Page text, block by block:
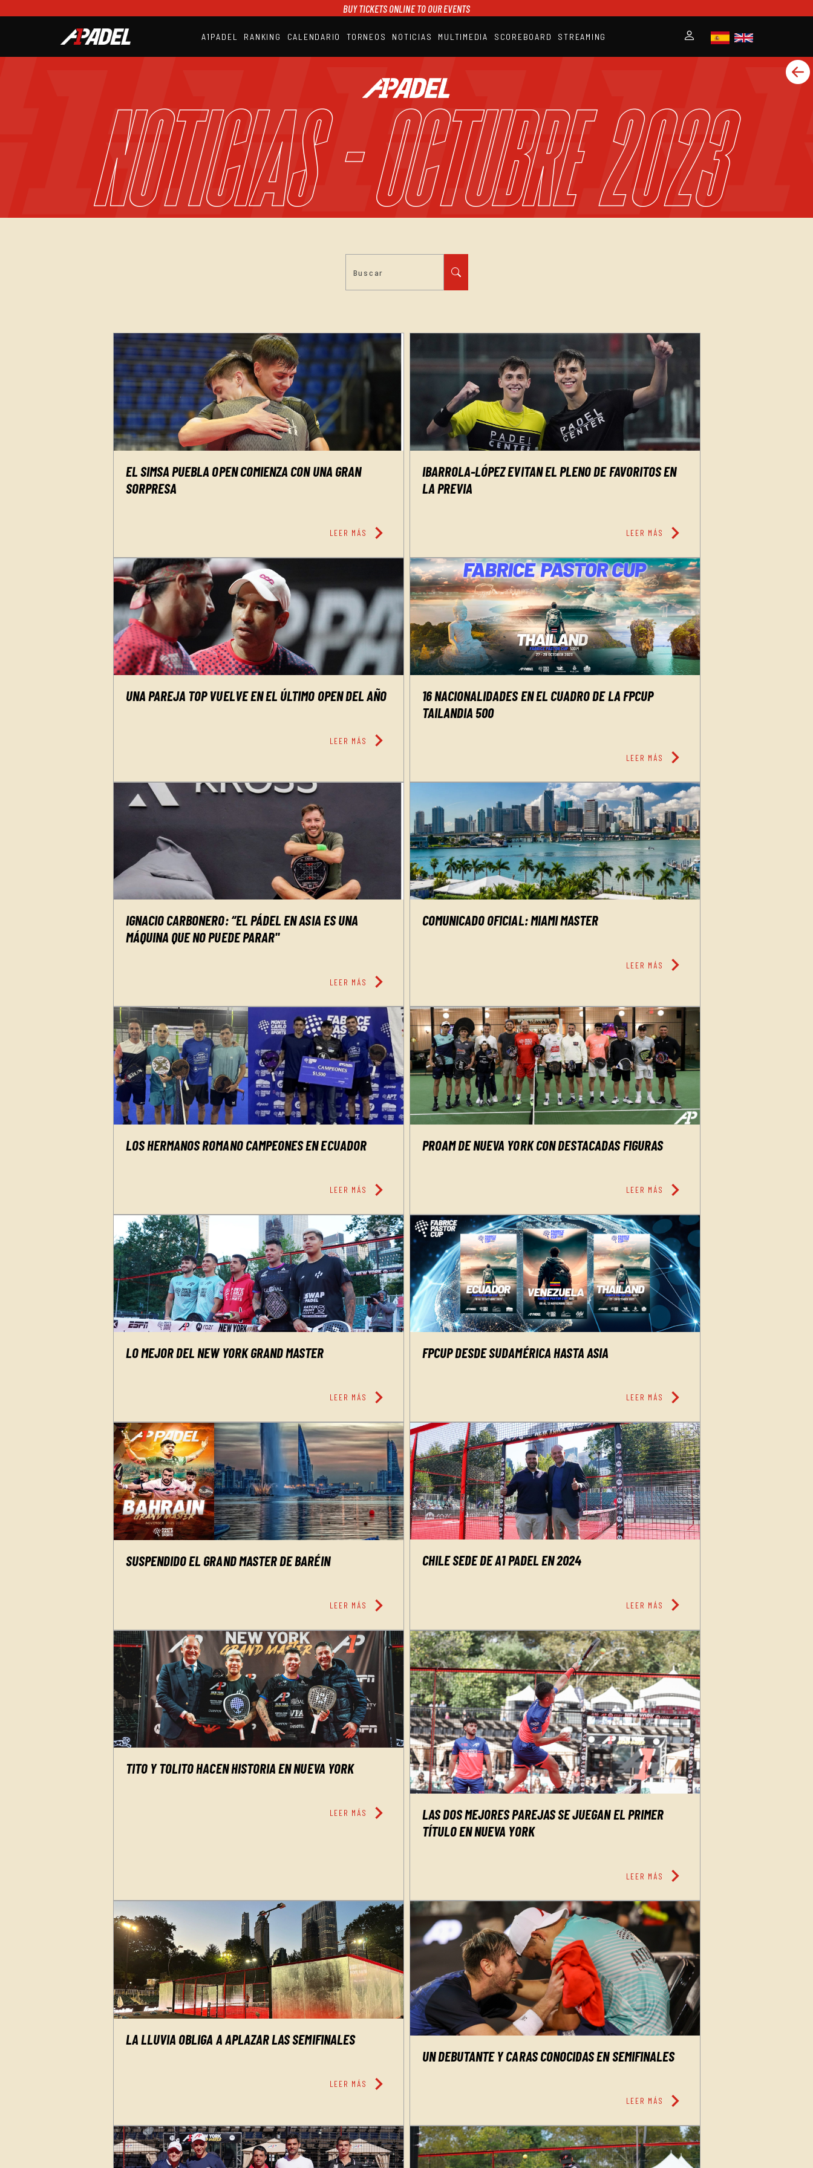
BUY TICKETS ONLINE TO OUR EVENTS
A1PADEL RANKING CALENDARIO TORNEOS NOTICIAS MULTIMEDIA SCOREBOARD STREAMING
CALENDARIO
TORNEOS
MULTIMEDIA
SCOREBOARD
STREAMING
NOTICIAS - Octubre 2023
EL SIMSA PUEBLA OPEN COMIENZA CON UNA GRAN
SORPRESA
LEER MÁS chevron_right
IBARROLA-LÓPEZ EVITAN EL PLENO DE FAVORITOS EN
LA PREVIA
LEER MÁS chevron_right
UNA PAREJA TOP VUELVE EN EL ÚLTIMO OPEN DEL AÑO
LEER MÁS chevron_right
16 NACIONALIDADES EN EL CUADRO DE LA FPCUP
TAILANDIA 500
LEER MÁS chevron_right
IGNACIO CARBONERO: “EL PÁDEL EN ASIA ES UNA
MÁQUINA QUE NO PUEDE PARAR"
LEER MÁS chevron_right
COMUNICADO OFICIAL: MIAMI MASTER
LEER MÁS chevron_right
LOS HERMANOS ROMANO CAMPEONES EN ECUADOR
LEER MÁS chevron_right
PROAM DE NUEVA YORK CON DESTACADAS FIGURAS
LEER MÁS chevron_right
LO MEJOR DEL NEW YORK GRAND MASTER
LEER MÁS chevron_right
FPCUP DESDE SUDAMÉRICA HASTA ASIA
LEER MÁS chevron_right
SUSPENDIDO EL GRAND MASTER DE BARÉIN
LEER MÁS chevron_right
CHILE SEDE DE A1 PADEL EN 2024
LEER MÁS chevron_right
TITO Y TOLITO HACEN HISTORIA EN NUEVA YORK
LEER MÁS chevron_right
LAS DOS MEJORES PAREJAS SE JUEGAN EL PRIMER
TÍTULO EN NUEVA YORK
LEER MÁS chevron_right
LA LLUVIA OBLIGA A APLAZAR LAS SEMIFINALES
LEER MÁS chevron_right
UN DEBUTANTE Y CARAS CONOCIDAS EN SEMIFINALES
LEER MÁS chevron_right